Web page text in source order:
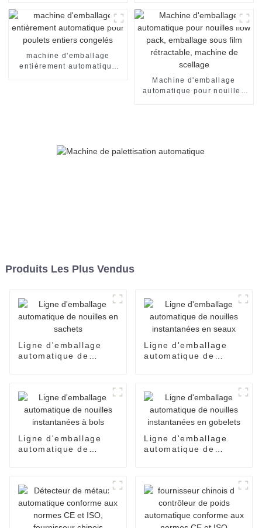
machine d'emballage
entièrement automatique
Machine d'emballage
automatique pour nouilles
Produits Les Plus Vendus
Ligne d'emballage
automatique de
Ligne d'emballage
automatique de
Ligne d'emballage
automatique de
Ligne d'emballage
automatique de